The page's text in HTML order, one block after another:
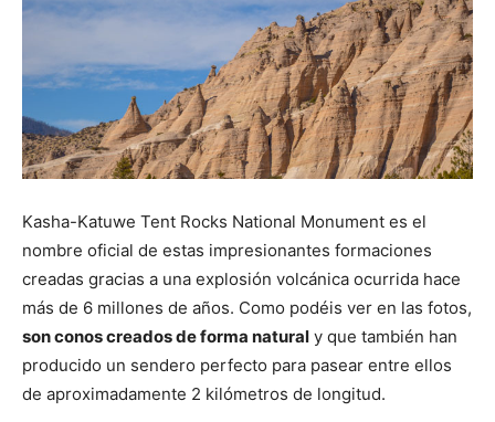
Kasha-Katuwe Tent Rocks National Monument es el
nombre oficial de estas impresionantes formaciones
creadas gracias a una explosión volcánica ocurrida hace
más de 6 millones de años. Como podéis ver en las fotos,
son conos creados de forma natural y que también han
producido un sendero perfecto para pasear entre ellos
de aproximadamente 2 kilómetros de longitud.